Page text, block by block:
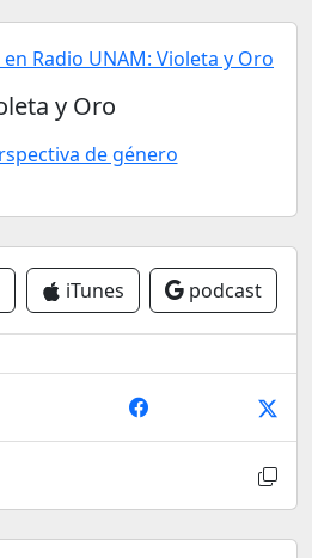
y Oro
de género
iTunes podcast